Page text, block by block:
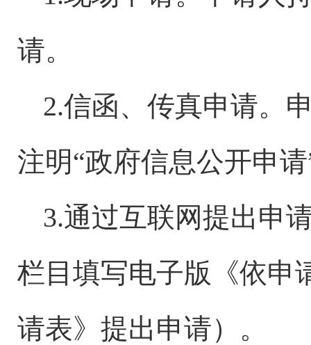
请。
2.信函、传真申请。
注明“政府信息公开申
3.通过互联网提出申
栏目填写电子版《依申
请表》提出申请）。